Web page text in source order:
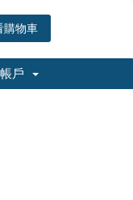
購物車
帳戶